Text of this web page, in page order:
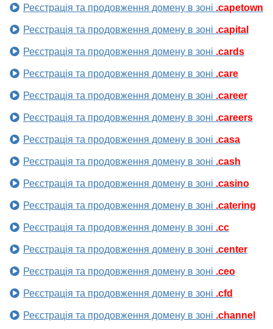
Реєстрація та продовження домену в зоні .capetown
Реєстрація та продовження домену в зоні .capital
Реєстрація та продовження домену в зоні .cards
Реєстрація та продовження домену в зоні .care
Реєстрація та продовження домену в зоні .career
Реєстрація та продовження домену в зоні .careers
Реєстрація та продовження домену в зоні .casa
Реєстрація та продовження домену в зоні .cash
Реєстрація та продовження домену в зоні .casino
Реєстрація та продовження домену в зоні .catering
Реєстрація та продовження домену в зоні .cc
Реєстрація та продовження домену в зоні .center
Реєстрація та продовження домену в зоні .ceo
Реєстрація та продовження домену в зоні .cfd
Реєстрація та продовження домену в зоні .channel